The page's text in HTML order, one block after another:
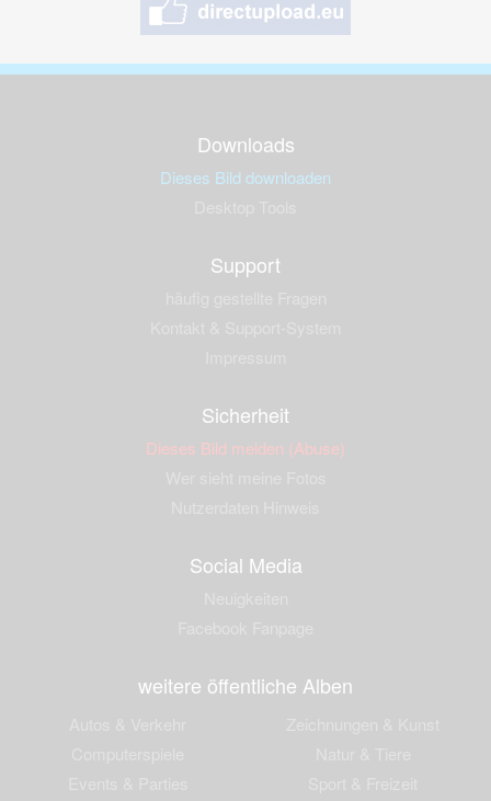
Downloads
Dieses Bild downloaden
Support
Sicherheit
Dieses Bild melden (Abuse)
Social Media
weitere öffentliche Alben